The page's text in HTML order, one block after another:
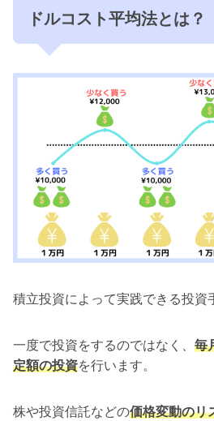
ドルコスト平均法とは？
積立投資によって実践できる投資
一度で投資をするのではなく、 毎
定額の投資を行います。
株や投資信託などの価格変動のリ